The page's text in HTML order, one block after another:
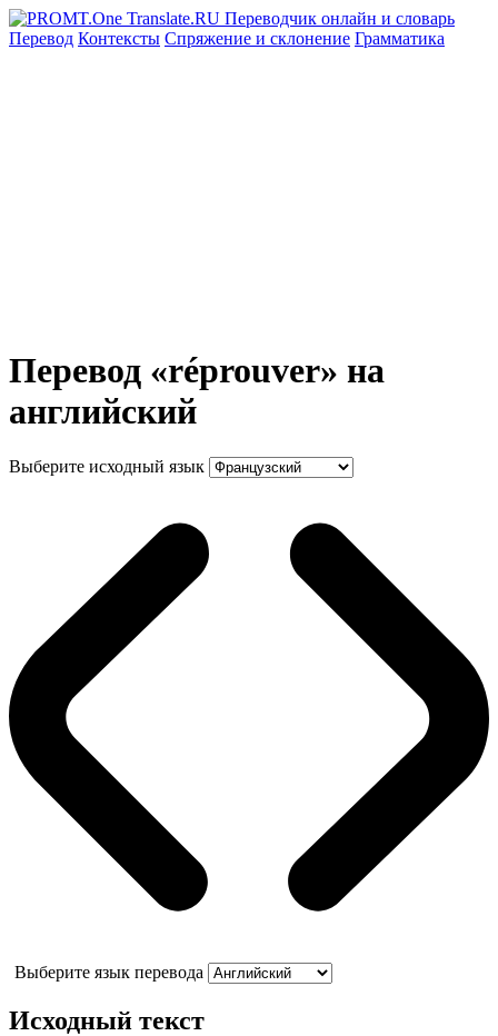
Перевод Контексты Спряжение и склонение Грамматика
Перевод «réprouver» на
английский
Выберите исходный язык
Выберите язык перевода
Исходный текст